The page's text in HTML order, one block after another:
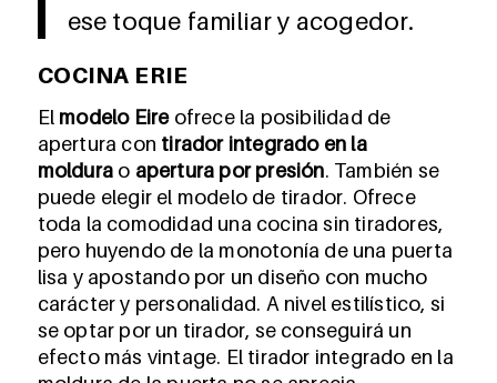
ese toque familiar y acogedor.
COCINA ERIE
El modelo Eireofrece la posibilidad de
apertura con tirador integrado en la
moldura o apertura por presión. También se
puede elegir el modelo de tirador. Ofrece
toda la comodidad una cocina sin tiradores,
pero huyendo de la monotonía de una puerta
lisa y apostando por un diseño con mucho
carácter y personalidad. A nivel estilístico, si
se optar por un tirador, se conseguirá un
efecto más vintage. El tirador integrado en la